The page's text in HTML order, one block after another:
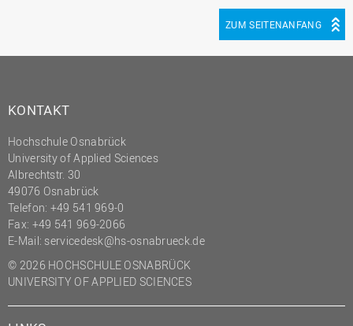
ZUM SEITENANFANG
KONTAKT
Hochschule Osnabrück
University of Applied Sciences
Albrechtstr. 30
49076 Osnabrück
Telefon: +49 541 969-0
Fax: +49 541 969-2066
E-Mail: servicedesk@hs-osnabrueck.de
© 2026 HOCHSCHULE OSNABRÜCK
UNIVERSITY OF APPLIED SCIENCES